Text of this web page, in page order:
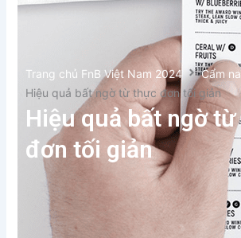
Trang chủ FnB Việt Nam 2024 Cẩm
Hiệu quả bất ngờ từ thực đơn tối giản
Hiệu quả bất ngờ
đơn tối giản